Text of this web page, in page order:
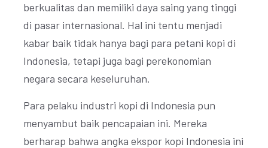
berkualitas dan memiliki daya saing yang tinggi
di pasar internasional. Hal ini tentu menjadi
kabar baik tidak hanya bagi para petani kopi di
Indonesia, tetapi juga bagi perekonomian
negara secara keseluruhan.
Para pelaku industri kopi di Indonesia pun
menyambut baik pencapaian ini. Mereka
berharap bahwa angka ekspor kopi Indonesia ini